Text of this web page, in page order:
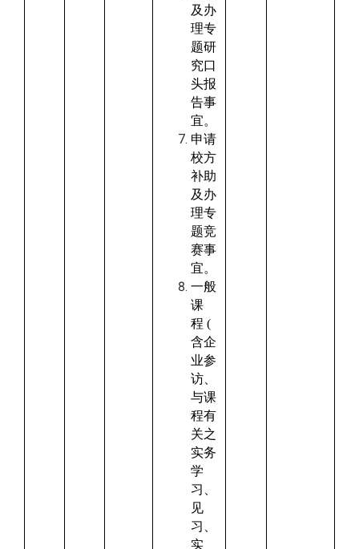
及办
理专
题研
究口
头报
告事
宜。
申请
校方
补助
及办
理专
题竞
赛事
宜。
一般
课
程 (
含企
业参
访、
与课
程有
关之
实务
学
习、
见
习、
实